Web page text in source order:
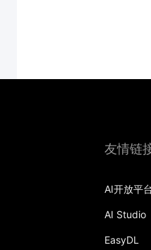
友情链
AI开放平
AI Studio
EasyDL